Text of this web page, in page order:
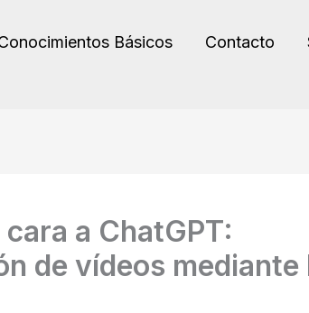
Básicos Contacto
a ChatGPT:
de vídeos mediante